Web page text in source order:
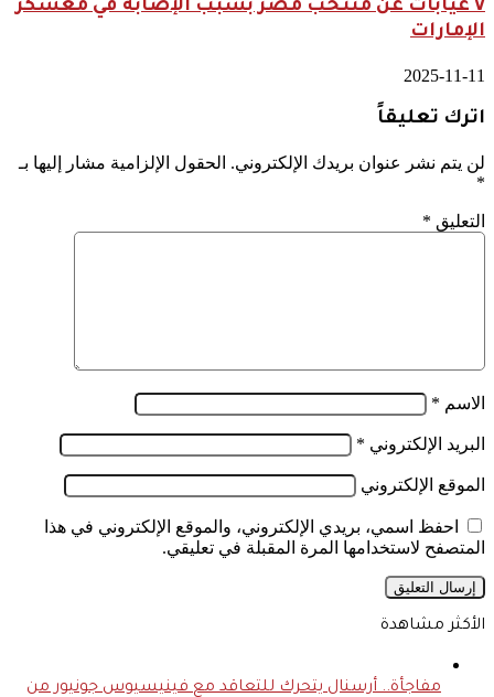
٧ غيابات عن منتخب مصر بسبب الإصابة في معسكر
الإمارات
2025-11-11
اترك تعليقاً
لن يتم نشر عنوان بريدك الإلكتروني. الحقول الإلزامية مشار إليها بـ
*
التعليق *
الاسم *
البريد الإلكتروني *
الموقع الإلكتروني
احفظ اسمي، بريدي الإلكتروني، والموقع الإلكتروني في هذا
المتصفح لاستخدامها المرة المقبلة في تعليقي.
الأكثر مشاهدة
مفاجأة.. أرسنال يتحرك للتعاقد مع فينيسيوس جونيور من